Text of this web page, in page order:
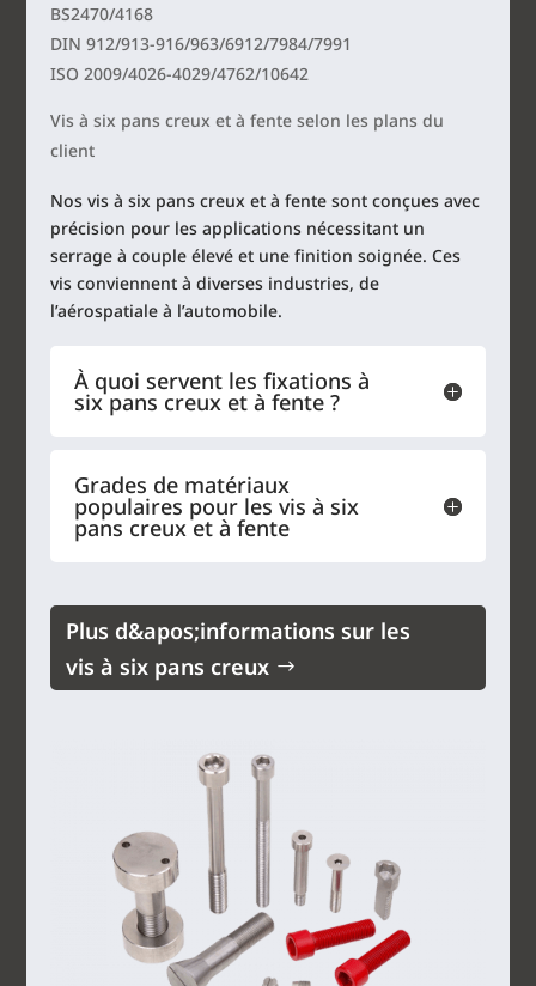
BS2470/4168
DIN 912/913-916/963/6912/7984/7991
ISO 2009/4026-4029/4762/10642
Vis à six pans creux et à fente selon les plans du
client
Nos vis à six pans creux et à fente sont conçues avec
précision pour les applications nécessitant un
serrage à couple élevé et une finition soignée. Ces
vis conviennent à diverses industries, de
l’aérospatiale à l’automobile.
À quoi servent les fixations à
six pans creux et à fente ?
Grades de matériaux
populaires pour les vis à six
pans creux et à fente
Plus d&apos;informations sur les
vis à six pans creux